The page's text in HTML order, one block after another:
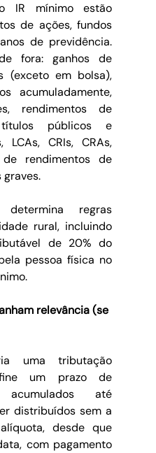
IR mínimo estão
de ações, fundos
de previdência.
fora: ganhos de
(exceto em bolsa),
acumuladamente,
rendimentos de
públicos e
LCAs, CRIs, CRAs,
rendimentos de
graves.
regras
rural, incluindo
de 20% do
pessoa física no
relevância (se
uma tributação
um prazo de
até
distribuídos sem a
desde que
com pagamento